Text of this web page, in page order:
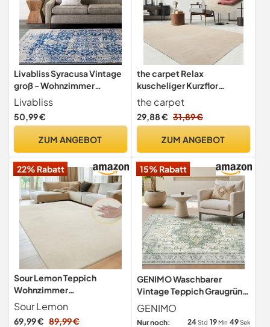
Livabliss Syracusa Vintage
groß - Wohnzimmer
120x170 cm, Esszimmer,
Schlafzimmer,
Orientalischer e Boho Style
Bunter Muster, Blau und
Livabliss
50,99 €
ZUM ANGEBOT
the carpet Relax
kuscheliger Kurzflor
Teppich, Anti-Rutsch
Unterseite, Waschbar bis
30 Grad, Super Soft,
cm
the carpet
29,88 € 31,89 €
ZUM ANGEBOT
22% Rabatt
Sour Lemon Teppich
Wohnzimmer
200x300cm,Großer
Cream Teppiche Kunstfell
Sour Lemon
69,99 € 89,99 €
15% Rabatt
GENIMO Waschbarer
Vintage Teppich Graugrün
fürs Wohnzimmer, 160x230
cm
GENIMO
Nur noch: 24Std 19Min 47Sek